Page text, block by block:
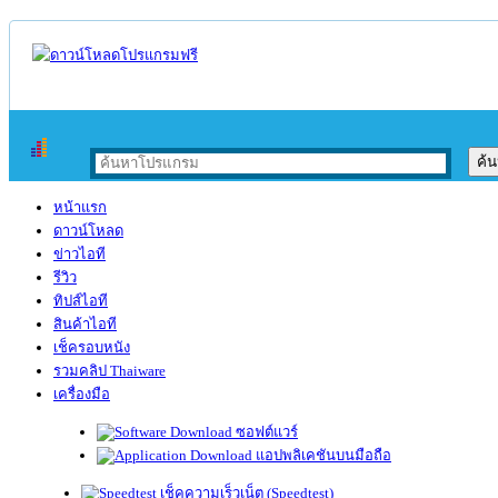
หน้าแรก
ดาวน์โหลด
ข่าวไอที
รีวิว
ทิปส์ไอที
สินค้าไอที
เช็ครอบหนัง
รวมคลิป Thaiware
เครื่องมือ
ซอฟต์แวร์
แอปพลิเคชันบนมือถือ
เช็คความเร็วเน็ต (Speedtest)